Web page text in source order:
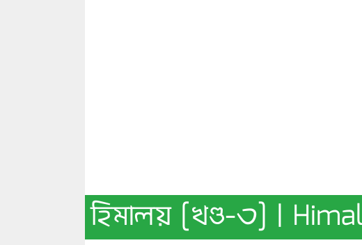
হিমালয় [খণ্ড-৩] |